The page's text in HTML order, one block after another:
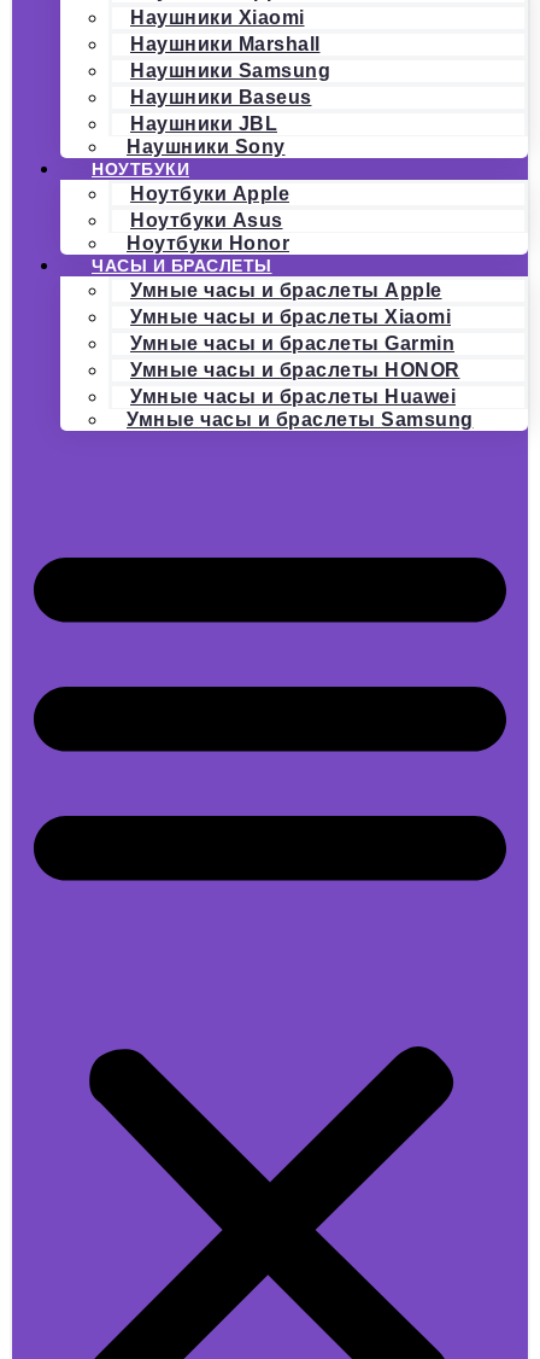
Наушники Xiaomi
Наушники Marshall
Наушники Samsung
Наушники Baseus
Наушники JBL
Наушники Sony
НОУТБУКИ
Ноутбуки Apple
Ноутбуки Asus
Ноутбуки Honor
ЧАСЫ И БРАСЛЕТЫ
Умные часы и браслеты Apple
Умные часы и браслеты Xiaomi
Умные часы и браслеты Garmin
Умные часы и браслеты HONOR
Умные часы и браслеты Huawei
Умные часы и браслеты Samsung